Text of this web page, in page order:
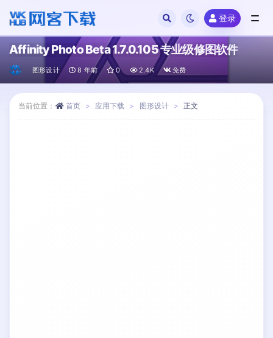
登录
Affinity Photo Beta 1.7.0.105 专业级修图软件
图形设计 8 年前 0 2.4K 免费
当前位置： 首页 应用下载 图形设计 正文
全部